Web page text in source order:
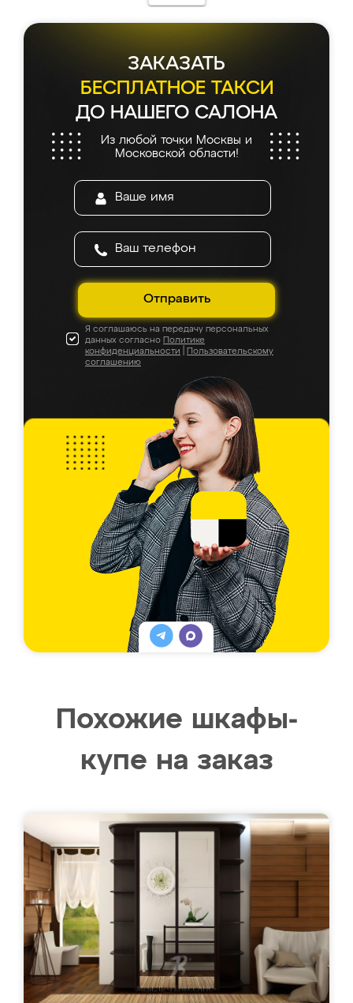
ЗАКАЗАТЬ
БЕСПЛАТНОЕ ТАКСИ
ДО НАШЕГО САЛОНА
Из любой точки Москвы и
Московской области!
Отправить
Я соглашаюсь на передачу персональных
данных согласно Политике
конфиденциальности
Пользовательскому
соглашению
Похожие шкафы-
купе на заказ